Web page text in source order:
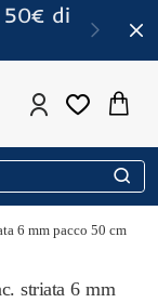
50€ di
striata 6 mm
6 mm pacco 50 cm